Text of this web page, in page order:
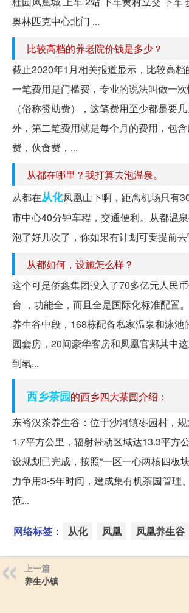
奥林匹克中心北门 ...
比较高档的养老院价钱是多少？
截止2020年1月相关报道显示，比较高
一笔费用是门槛费，专业的说法叫做一
（俗称赞助费），这笔费用至少都是要
外，第二笔费用就是每个月的费用，包
费，伙食费，...
从都在哪里？我打算去泡温泉。
从都在从化凤凰山下啊，距离机场只有
市中心40分钟车程，交通便利。从都温
泡了好几次了，你如果有计划可要提前去
从都如何，设施怎么样？
这个可是侨鑫集团投入了70多亿元人民
台 ，功能全，而且全是国际化标准配置
养生谷中段，168栋配备私家温泉和泳池
园套房，20间豪华客房和凤凰官郏其中
到氡...
西乡茶园的西乡四大茶园介绍：
东裕汉茶养生谷：位于沙河镇枣园村，
1.7平方公里，辐射带动区域达13.3平方
设规划已完成，按照“一区一心两核四板
力争用3-5年时间，建成集有机茶园管理
范...
网络标签： 从化 凤凰 凤凰养生谷
上一篇
养生小镇